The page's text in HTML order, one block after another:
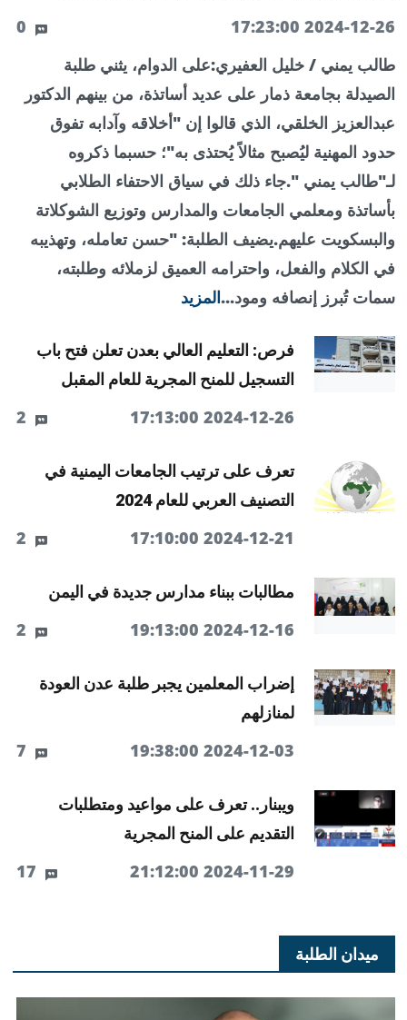
2024-12-26 17:23:00
طالب يمني / خليل العفيري:على الدوام، يثني طلبة
الصيدلة بجامعة ذمار على عديد أساتذة، من بينهم الدكتور
عبدالعزيز الخلقي، الذي قالوا إن "أخلاقه وآدابه تفوق
حدود المهنية ليُصبح مثالاً يُحتذى به"؛ حسبما ذكروه
لـ"طالب يمني ".جاء ذلك في سياق الاحتفاء الطلابي
بأساتذة ومعلمي الجامعات والمدارس وتوزيع الشوكلاتة
والبسكويت عليهم.يضيف الطلبة: "حسن تعامله، وتهذيبه
في الكلام والفعل، واحترامه العميق لزملائه وطلبته،
سمات تُبرز إنصافه ومود...المزيد
فرص: التعليم العالي بعدن تعلن فتح باب
التسجيل للمنح المجرية للعام المقبل
2024-12-26 17:13:00
تعرف على ترتيب الجامعات اليمنية في
التصنيف العربي للعام 2024
2024-12-21 17:10:00
مطالبات ببناء مدارس جديدة في اليمن
2024-12-16 19:13:00
إضراب المعلمين يجبر طلبة عدن العودة
لمنازلهم
2024-12-03 19:38:00
ويبنار.. تعرف على مواعيد ومتطلبات
التقديم على المنح المجرية
2024-11-29 21:12:00
ميدان الطلبة